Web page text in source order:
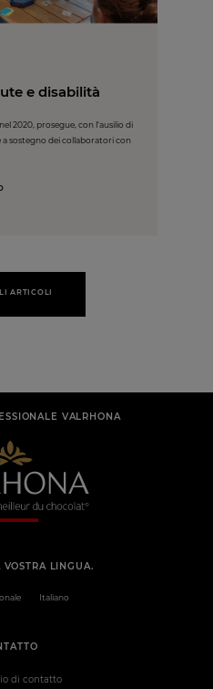
e disabilità
2020, prosegue, con l'ausilio di
sostegno dei collaboratori con
ARTICOLI
VALRHONA
VOSTRA LINGUA.
Italiano
di contatto